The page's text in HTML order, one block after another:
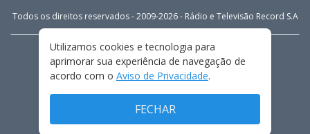
Todos os direitos reservados - 2009-2026- Rádio e Televisão Record S.A
FALE CONOSCO
PRIVACIDADE
TERMOS E CONDIÇÕES DE USO
Utilizamos cookies e tecnologia para
aprimorar sua experiência de navegação de
acordo com o Aviso de Privacidade.
FECHAR